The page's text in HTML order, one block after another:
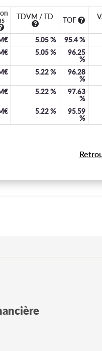
TDVM / TD TOF
5.05% 95.4%
5.05%
96.25
%
5.22%
96.28
%
5.22%
97.63
%
5.22%
95.59
%